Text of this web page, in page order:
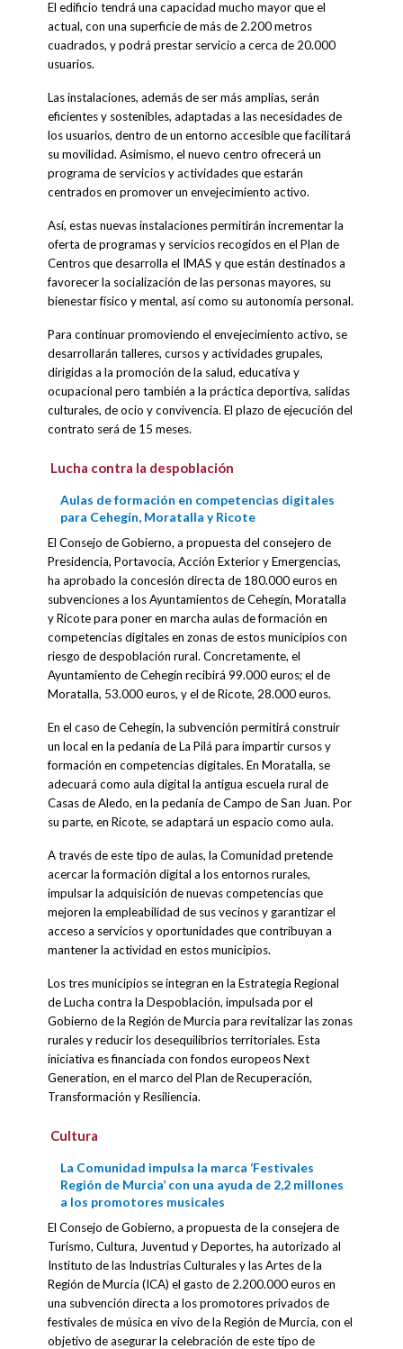
El edificio tendrá una capacidad mucho mayor que el
actual, con una superficie de más de 2.200 metros
cuadrados, y podrá prestar servicio a cerca de 20.000
usuarios.
Las instalaciones, además de ser más amplias, serán
eficientes y sostenibles, adaptadas a las necesidades de
los usuarios, dentro de un entorno accesible que facilitará
su movilidad. Asimismo, el nuevo centro ofrecerá un
programa de servicios y actividades que estarán
centrados en promover un envejecimiento activo.
Así, estas nuevas instalaciones permitirán incrementar la
oferta de programas y servicios recogidos en el Plan de
Centros que desarrolla el IMAS y que están destinados a
favorecer la socialización de las personas mayores, su
bienestar físico y mental, así como su autonomía personal.
Para continuar promoviendo el envejecimiento activo, se
desarrollarán talleres, cursos y actividades grupales,
dirigidas a la promoción de la salud, educativa y
ocupacional pero también a la práctica deportiva, salidas
culturales, de ocio y convivencia. El plazo de ejecución del
contrato será de 15 meses.
Lucha contra la despoblación
Aulas de formación en competencias digitales
para Cehegín, Moratalla y Ricote
El Consejo de Gobierno, a propuesta del consejero de
Presidencia, Portavocía, Acción Exterior y Emergencias,
ha aprobado la concesión directa de 180.000 euros en
subvenciones a los Ayuntamientos de Cehegín, Moratalla
y Ricote para poner en marcha aulas de formación en
competencias digitales en zonas de estos municipios con
riesgo de despoblación rural. Concretamente, el
Ayuntamiento de Cehegín recibirá 99.000 euros; el de
Moratalla, 53.000 euros, y el de Ricote, 28.000 euros.
En el caso de Cehegín, la subvención permitirá construir
un local en la pedanía de La Pilá para impartir cursos y
formación en competencias digitales. En Moratalla, se
adecuará como aula digital la antigua escuela rural de
Casas de Aledo, en la pedanía de Campo de San Juan. Por
su parte, en Ricote, se adaptará un espacio como aula.
A través de este tipo de aulas, la Comunidad pretende
acercar la formación digital a los entornos rurales,
impulsar la adquisición de nuevas competencias que
mejoren la empleabilidad de sus vecinos y garantizar el
acceso a servicios y oportunidades que contribuyan a
mantener la actividad en estos municipios.
Los tres municipios se integran en la Estrategia Regional
de Lucha contra la Despoblación, impulsada por el
Gobierno de la Región de Murcia para revitalizar las zonas
rurales y reducir los desequilibrios territoriales. Esta
iniciativa es financiada con fondos europeos Next
Generation, en el marco del Plan de Recuperación,
Transformación y Resiliencia.
Cultura
La Comunidad impulsa la marca ‘Festivales
Región de Murcia’ con una ayuda de 2,2 millones
a los promotores musicales
El Consejo de Gobierno, a propuesta de la consejera de
Turismo, Cultura, Juventud y Deportes, ha autorizado al
Instituto de las Industrias Culturales y las Artes de la
Región de Murcia (ICA) el gasto de 2.200.000 euros en
una subvención directa a los promotores privados de
festivales de música en vivo de la Región de Murcia, con el
objetivo de asegurar la celebración de este tipo de